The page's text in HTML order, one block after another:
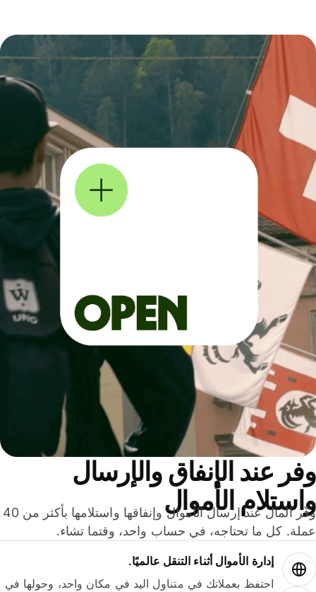
عند الإنفاق والإرسال
الأموال
وفّر المال عند إرسال الأموال وإنفاقها واستلامها بأكثر من 40
كل ما تحتاجه، في حساب واحد، وقتما تشاء.
إدارة الأموال أثناء التنقل عالميًا.
احتفظ بعملاتك في متناول اليد في مكان واحد، وحولها في